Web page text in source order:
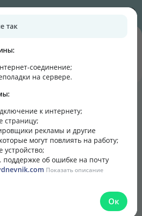
Написать
книга
так
соединение;
на сервере.
к интернету;
страницу;
рекламы и другие
могут повлиять на работу;
устройство;
поддержке об ошибке на почту
Показать описание
Ок